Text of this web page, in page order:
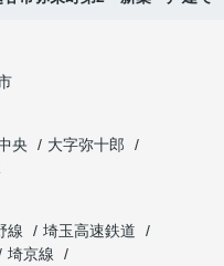
央
大字弥十郎
線
埼玉高速鉄道
埼京線